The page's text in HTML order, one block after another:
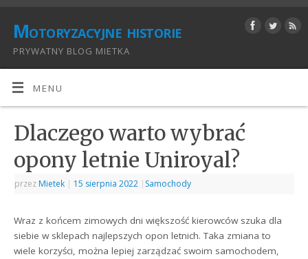
Motoryzacyjne historie
PRYWATNY BLOG MIETKA
MENU
Dlaczego warto wybrać
opony letnie Uniroyal?
przez Mietek | 15 sierpnia 2022 | Samochody
Wraz z końcem zimowych dni większość kierowców szuka dla
siebie w sklepach najlepszych opon letnich. Taka zmiana to
wiele korzyści, można lepiej zarządzać swoim samochodem,